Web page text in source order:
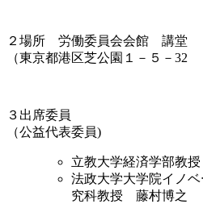
２場所 労働委員会会館 講堂
（東京都港区芝公園１－５－32
３出席委員
（公益代表委員)
立教大学経済学部教
法政大学大学院イノ
究科教授 藤村博之